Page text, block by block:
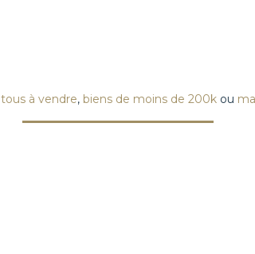
tous à vendre, biens de moins de 200kou